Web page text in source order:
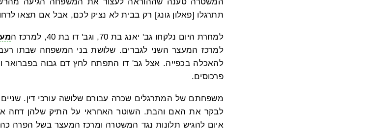
המשטרה טענה שההוראה לעצור את המשפחה הגיעה
תתרגלו [פאלון גונג] רק בבית לא נציק לכם, אבל אם תצאו
למחרת היום נלקחו גב' יאנג בת 70, וגב' דו בת 40, למרכז ה
למרכז המעצר השני לגברים. שלושת בני המשפחה שבתו
להאכלה בכפייה. אצל גב' דו התפתח לחץ דם גבוה
פרכוסים.
לבקר את האם והבת. השוטר האחראי על התיק שלהן דחה
איום להגיש תלונות נגד המשטרה ומרכז המעצר בשל הפרה